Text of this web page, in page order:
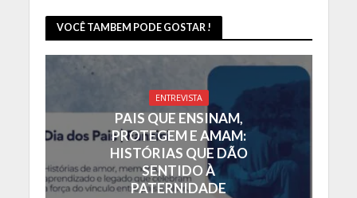
VOCÊ TAMBEM PODE GOSTAR !
ENTREVISTA
PAIS QUE ENSINAM,
PROTEGEM E AMAM:
HISTÓRIAS QUE DÃO
SENTIDO À
PATERNIDADE